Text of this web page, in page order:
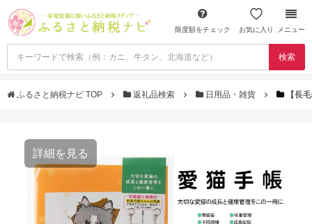
限度額をチェック お気に入り メニュー
検索
ふるさと納税ナビ TOP 返礼品検索 日用品・雑貨 【長
詳細を見る